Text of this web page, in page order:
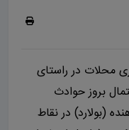
محلات در راستای
بروز حوادث
(بولارد) در نقاط